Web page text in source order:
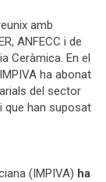
amb
ANFECC i de
Ceràmica. En el
ha abonat
del sector
que han suposat
(IMPIVA) ha